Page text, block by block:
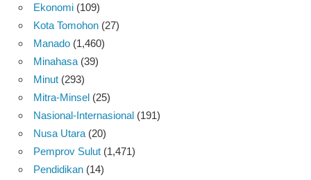
Ekonomi (109)
Kota Tomohon (27)
Manado (1,460)
Minahasa (39)
Minut (293)
Mitra-Minsel (25)
Nasional-Internasional (191)
Nusa Utara (20)
Pemprov Sulut (1,471)
Pendidikan (14)